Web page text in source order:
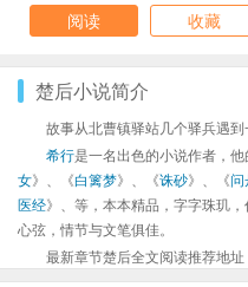
阅读
收藏
楚后小说简介
故事从北曹镇驿站几个驿兵遇
希行是一名出色的小说作者，
女》、《白篱梦》、《诛砂》、《问
医经》、等，本本精品，字字珠玑
心弦，情节与文笔俱佳。
最新章节楚后全文阅读推荐地